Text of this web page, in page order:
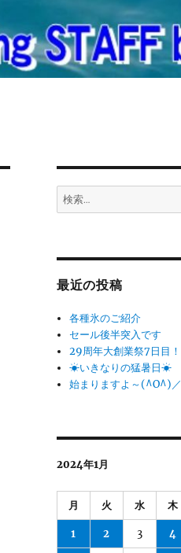
検
索:
最近の投稿
各種氷のご紹介
セール後半突入です
29周年大創業祭7日目！
☀いきなりの猛暑日☀
始まりますよ～(^O^)／
2024年1月
月 火 水 木
1 2 3 4